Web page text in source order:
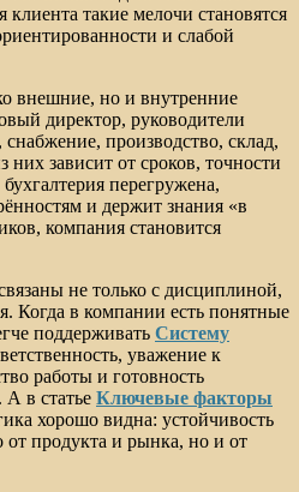
такие мелочи становятся
и слабой
внешние, но и внутренние
директор, руководители
производство, склад,
зависит от сроков, точности
перегружена,
и держит знания «в
компания становится
не только с дисциплиной,
Когда в компании есть понятные
поддерживать Систему
уважение к
работы и готовность
А в статье Ключевые факторы
хорошо видна: устойчивость
от продукта и рынка, но и от